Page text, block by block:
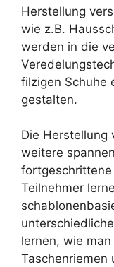
Herstellung
wie z.B.
werden in die
filzigen Schuhe
gestalten.
Die Herstellung
weitere
fortgeschrittene
Teilnehmer
lernen, wie
Taschenriemen